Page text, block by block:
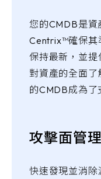
您的CMDB是資
Centrix™確保其
保持最新，並
對資產的全面
的CMDB成為了
攻擊面管
快速發現並消除